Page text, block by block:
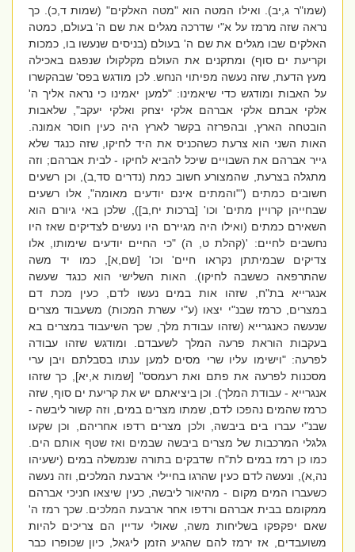
(שמו"ר ג,יב). ואילו המטה הוא "מטה האלקים" (שמות ד,כ). כך
נראה שזה מרמז על א"י שדרכה מגלים את שם ה' בעולם, כמטה
האלקים שבו מגלים את שם ה' בעולם (בניסים שנעשו בו, כמכות
וקריעת ים סוף) ומתקנים את העולם מקלקולו שנפגם באכילה
מעץ הדעת, שזה נעשה מפיתוי הנחש. לכן מודגש בפס' שבהקשרו
על האבות ומודגש כדי שיאמינו: "למען יאמינו כי נראה אליך ה'
אלקי אבתם אלקי אברהם אלקי יצחק ואלקי יעקב", שלאבות
הובטחה הארץ, ובהפרזה בקשר לארץ היה כעין חוסר אמונה.
האות השני הוא צרעת כשהכניס את היד לחיקו, שזה כנגד שלא
גייר אברהם את השבויים שיכל להביא לחיקו - לבית אברהם; וזה
מתגלה בצרעת, שהמצורע חשוב כמת (נדרים סד,ב), וכן רשעים
חשובים כמתים ('"והמתים אינם יודעים מאומה", אלו רשעים
שבחייהן קרויין מתים' וכו' [ברכות יח,ב]), שלכן באי גיורם הוא
השאירם כמתים (ואילו היה מגיירם היו נעשים לצדיקים שאז היו
נחשבים לחיים: '(קהלת ט, ה) "כי החיים יודעים שימותו, אלו
צדיקים שבמיתתן נקראו חיים' וכו' [שם,א], כמו יד משה
שהתרפאה כששבה לחיקו). האות השלישי הוא כנגד שעשה
אנגרייא בת"ח, שזהו אות במים נעשו לדם, כעין מכת דם
במצרים, כרמז שבנ"י יצאו (ע"י עשרת המכות) משעבוד מצרים
שנעשה כאנגרייא (שזהו עבודת מלך, שכך השיעבוד במצרים בא
בעקבות הוראת פרעה המלך לשעבדם. ומודגש שזהו עבודה
לפרעה: "וישימו עליו שרי מסים למען ענתו בסבלתם ויבן ערי
מסכנות לפרעה את פתם ואת רעמסס" [שמות א,יא], כך שזהו
אנגרייא - עבודת המלך). וכן ביציאתם יש את קריעת ים סוף, שזה
כרמז שהמים נהפכו לדם, שמתו מצרים במים, וזה קשור ליבשה -
שבנ"י עברו בים ביבשה, ולכן מצרים רדפו אחריהם, וכן שקעו
גלגלי המרכבות של מצרים ביבשה שבמים ואז שטף אותם הים.
כמו כן רמז במים לת"ח שדבקים בתורה שנמשלה במים (ישעיהו
נה,א), ונעשה לדם כעין שהרגו בחיילי ארבעת המלכים, וזה נעשה
כשעברו המים מקום - מהיאור ליבשה, כעין שיצאו חניכי אברהם
ממקומם בבית אברהם ורדפו אחר ארבעת המלכים. שכך רמז ה'
שאם יפקפקו בשליחות משה, שאולי עדיין הם צריכים להיות
משועבדים, אז ירמז להם שהגיע הזמן ליגאל, כיון שכופרו כבר